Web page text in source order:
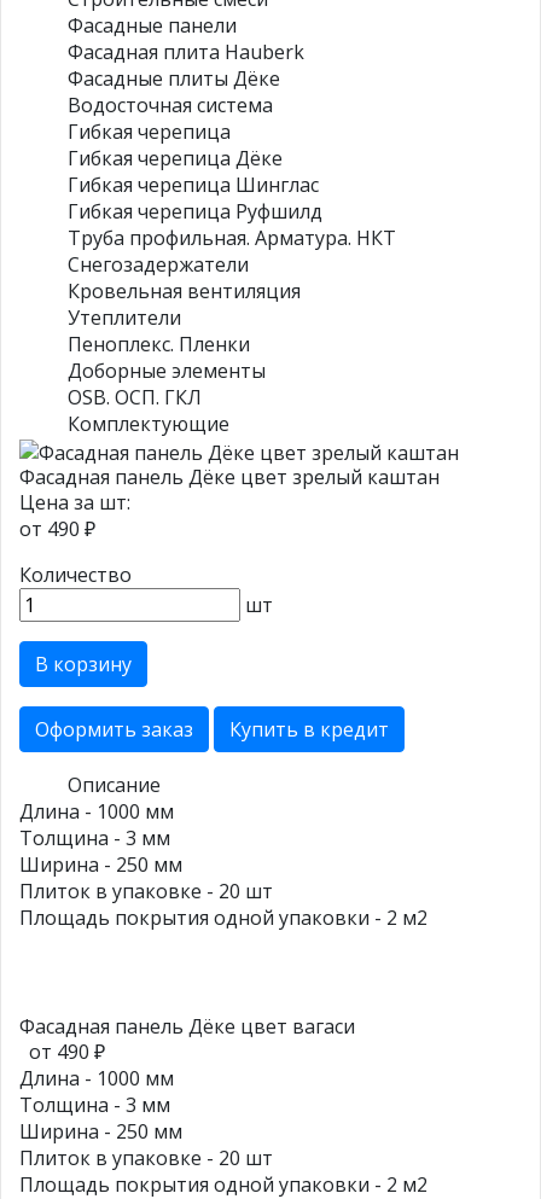
Фасадные панели
Фасадная плита Hauberk
Фасадные плиты Дёке
Водосточная система
Гибкая черепица
Гибкая черепица Дёке
Гибкая черепица Шинглас
Гибкая черепица Руфшилд
Труба профильная. Арматура. НКТ
Снегозадержатели
Кровельная вентиляция
Утеплители
Пеноплекс. Пленки
Доборные элементы
OSB. ОСП. ГКЛ
Комплектующие
Фасадная панель Дёке цвет зрелый каштан
Цена за шт:
от 490 ₽
Количество
шт
В корзину
Оформить заказ Купить в кредит
Описание
Длина - 1000 мм
Толщина - 3 мм
Ширина - 250 мм
Плиток в упаковке - 20 шт
Площадь покрытия одной упаковки - 2 м2
Фасадная панель Дёке цвет вагаси
от 490 ₽
Длина - 1000 мм
Толщина - 3 мм
Ширина - 250 мм
Плиток в упаковке - 20 шт
Площадь покрытия одной упаковки - 2 м2